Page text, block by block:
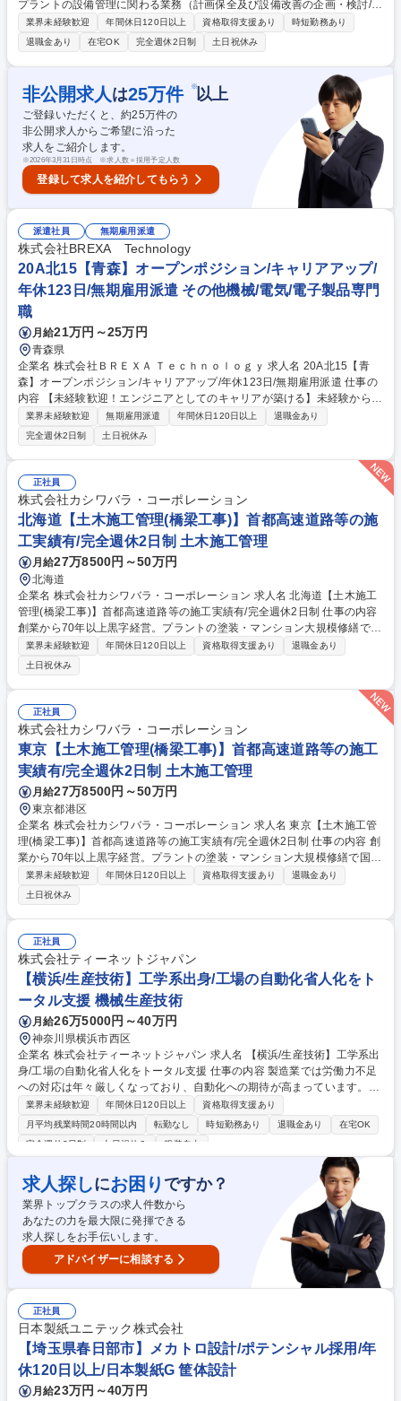
プラントの設備管理に関わる業務（計画保全及び設備改善の企画・検討/予
算化/発注/施工管理等）をお任せします。 【詳細】受配電設備（特高・高
圧）や電動機などの電気設備から一般工業計器（圧力計・流量計、温度、
液面）などの設備管理をお任せします。 日常的には小規模な設備改善や保
全業務などを行い、年に一度行われる定期修理の際は、連続稼働した製造
設備を止め、大規模な設備点検・修理などを行います。詳細内容について
は備考欄もご覧ください。 ※建物への改変を伴う作業は含まれません 募
集職種 【北九州/設備保全(電気計装)】U・Iターン歓迎/残業時間20H以内/
福利厚生◎
業界未経験歓迎 年間休日120日以上 資格取得支援あり
時短勤務あり
退職金あり
在宅OK 完全週休2日制 土日祝休み
非公開求人 は25万件 ※以上
ご登録いただくと、約25万件の
非公開求人からご希望に沿った
求人をご紹介します。
※2026年3月31日時点 ※求人数＝採用予定人数
登録して求人を紹介してもらう
派遣社員 無期雇用派遣
株式会社BREXA Technology
20A北15【青森】オープンポジション/キャリアアップ/
年休123日/無期雇用派遣 その他機械/電気/電子製品専門
職
月給21万円～25万円
青森県
企業名 株式会社ＢＲＥＸＡ Ｔｅｃｈｎｏｌｏｇｙ 求人名 20A北15【青
森】オープンポジション/キャリアアップ/年休123日/無期雇用派遣 仕事の
内容 【未経験歓迎！エンジニアとしてのキャリアが築ける】未経験からで
も安心してエンジニアとしてのキャリアをスタートできるよう多様な相談
窓口を用意しています。 【どんな仕事？】『機械や電気分野のエンジニア
職』として、製品が正常に機能するかのテストや工場設備のメンテナンス
などのモノづくりの基礎に関わる業務から携わっていただきます。 【未経
験でも安心の育成・研修制度】 未経験から2～3年でエンジニアとして独
り立ち！中途未経験入社多数。未経験案件に特化してきたからこそ、顧客
協力での育成基盤やエンジニアとして踏み出せる環境があります。 募集職
種 20A北15【青森】オープンポジション/キャリアアップ/年休123日/無期
雇用派遣
業界未経験歓迎 無期雇用派遣 年間休日120日以上
退職金あり
完全週休2日制
土日祝休み
正社員
株式会社カシワバラ・コーポレーション
北海道【土木施工管理(橋梁工事)】首都高速道路等の施
工実績有/完全週休2日制 土木施工管理
月給27万8500円～50万円
北海道
企業名 株式会社カシワバラ・コーポレーション 求人名 北海道【土木施工
管理(橋梁工事)】首都高速道路等の施工実績有/完全週休2日制 仕事の内容
創業から70年以上黒字経営。プラントの塗装・マンション大規模修繕で国
内トップの実績を誇り、不動産・広告・金融など様々な異業界に積極投資
中の当社にて橋梁工事・送電鉄塔工事の施工管理業務をお任せします。
【詳細】■安全、品質、工程、予算の管理 ■協力会社の管理・指導 ■施主・
設計事務所との打合せ など ※首都高速道路や横浜ベイブリッジなどの交
通インフラ改修実績があります！ 【入社後】教育に関しては現在のお住ま
いから近いインフラ管轄の営業所にて行います。 その後は橋梁または首都
高現場のある地域へ出張していただき、キャリアをスタートします。 募集
職種 北海道【土木施工管理(橋梁工事)】首都高速道路等の施工実績有/完全
週休2日制
業界未経験歓迎 年間休日120日以上 資格取得支援あり
退職金あり
土日祝休み
正社員
株式会社カシワバラ・コーポレーション
東京【土木施工管理(橋梁工事)】首都高速道路等の施工
実績有/完全週休2日制 土木施工管理
月給27万8500円～50万円
東京都港区
企業名 株式会社カシワバラ・コーポレーション 求人名 東京【土木施工管
理(橋梁工事)】首都高速道路等の施工実績有/完全週休2日制 仕事の内容 創
業から70年以上黒字経営。プラントの塗装・マンション大規模修繕で国内
トップの実績を誇り、不動産・広告・金融など様々な異業界に積極投資中
の当社にて橋梁工事・送電鉄塔工事の施工管理業務をお任せします。 【詳
細】■安全、品質、工程、予算の管理 ■協力会社の管理・指導 ■施主・設計
事務所との打合せ など ※首都高速道路や横浜ベイブリッジなどの交通イ
ンフラ改修実績があります！ 【入社後】教育に関しては現在のお住まいか
ら近いインフラ管轄の営業所にて行います。 その後は橋梁または首都高現
場のある地域へ出張していただき、キャリアをスタートします。 募集職種
東京【土木施工管理(橋梁工事)】首都高速道路等の施工実績有/完全週休2
日制
業界未経験歓迎 年間休日120日以上 資格取得支援あり
退職金あり
土日祝休み
正社員
株式会社ティーネットジャパン
【横浜/生産技術】工学系出身/工場の自動化省人化をト
ータル支援 機械生産技術
月給26万5000円～40万円
神奈川県横浜市西区
企業名 株式会社ティーネットジャパン 求人名 【横浜/生産技術】工学系出
身/工場の自動化省人化をトータル支援 仕事の内容 製造業では労働力不足
への対応は年々厳しくなっており、自動化への期待が高まっています。当
社はこの問題に対応すべく、客先の運転状況や要望を受け、最適な生産ラ
イン・設備や構内物流システム等を提案・実現して していきます。 【具
体的な内容】■生産現場や物流部門などの自働化設備等の新規導入や改善
計画、設備立上、設備調達 ■プロジェクトマネジメント など ※工場の立
ち合い等で出張はありますが、基本は自社勤務です 募集職種 【横浜/生産
技術】工学系出身/工場の自動化省人化をトータル支援
業界未経験歓迎 年間休日120日以上
資格取得支援あり
月平均残業時間20時間以内
転勤なし 時短勤務あり 退職金あり
在宅OK
完全週休2日制
土日祝休み 服装自由
求人探しにお困り ですか？
業界トップクラスの求人件数から
あなたの力を最大限に発揮できる
求人探しをお手伝いします。
アドバイザーに相談する
正社員
日本製紙ユニテック株式会社
【埼玉県春日部市】メカトロ設計/ポテンシャル採用/年
休120日以上/日本製紙G 筐体設計
月給23万円～40万円